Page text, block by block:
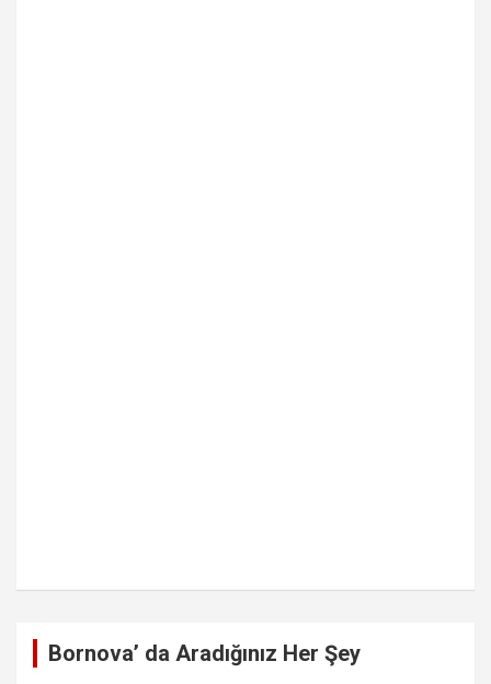
Bornova’ da Aradığınız Her Şey